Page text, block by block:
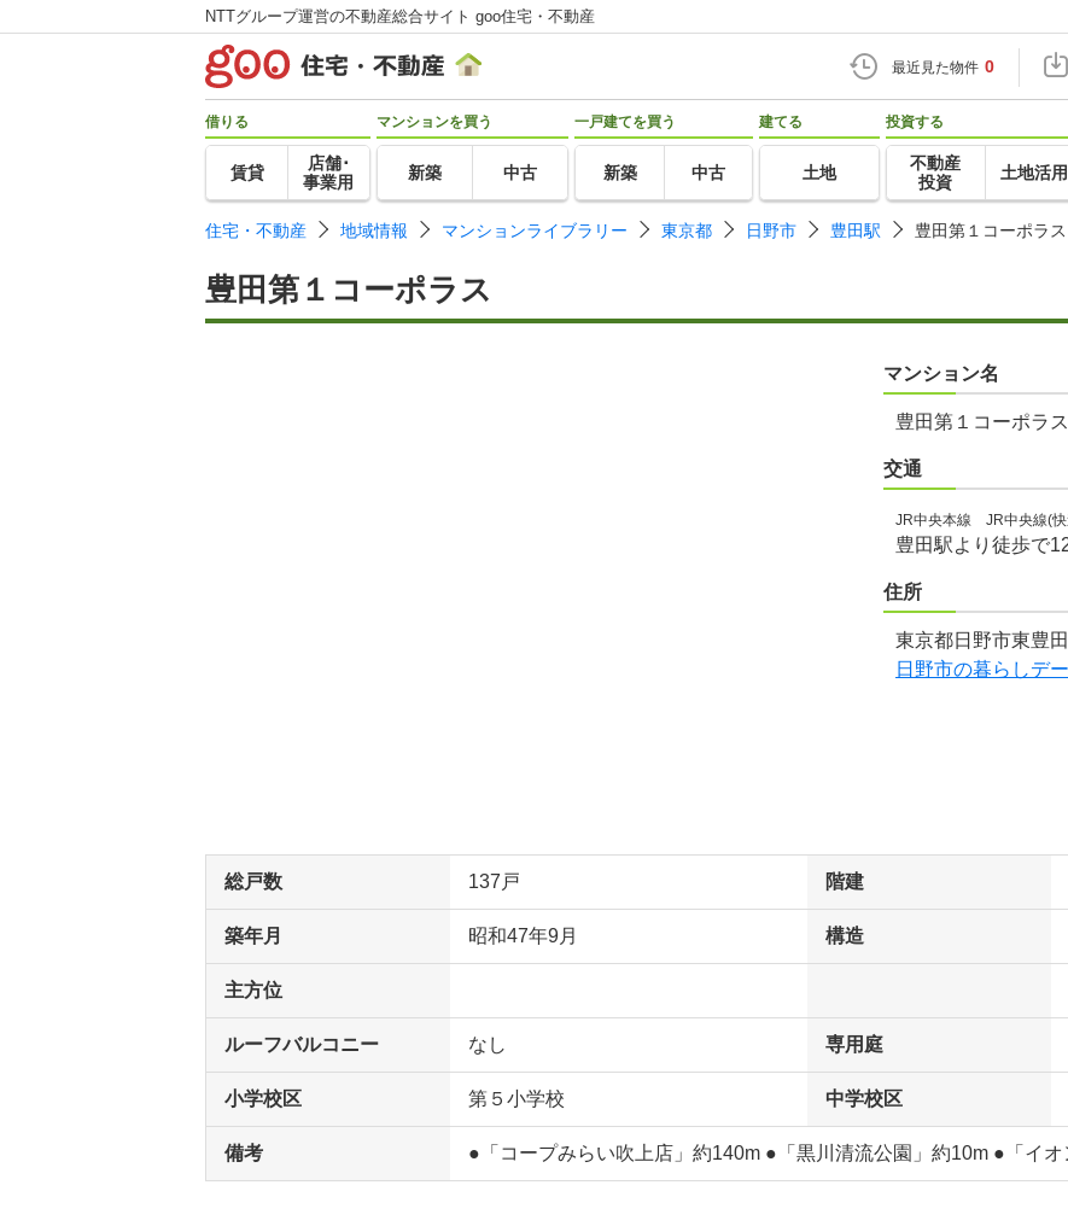
NTTグループ運営の不動産総合サイト goo住宅・不動産
最近見た物件 0
借りる
賃貸
店舗･
事業用
マンションを買う
新築 中古
一戸建てを買う
新築 中古
建てる
土地
投資する
不動産
投資
土地活用
住宅・不動産 地域情報 マンションライブラリー 東京都 日野市 豊田駅 豊田第１コーポラス
豊田第１コーポラス
マンション名
豊田第１コーポラス
交通
JR中央本線 JR中央線(
豊田駅より徒歩で
住所
東京都日野市東豊
日野市の暮らしデ
総戸数 137戸 階建
築年月 昭和47年9月 構造
主方位
ルーフバルコニー なし 専用庭
小学校区 第５小学校 中学校区
備考 ●「コープみらい吹上店」約140m ●「黒川清流公園」約10m ●「イ